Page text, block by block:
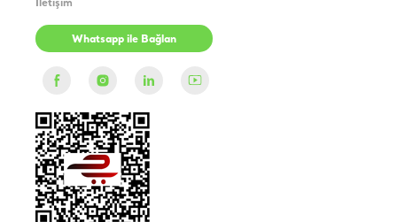
İletişim
Whatsapp ile Bağlan